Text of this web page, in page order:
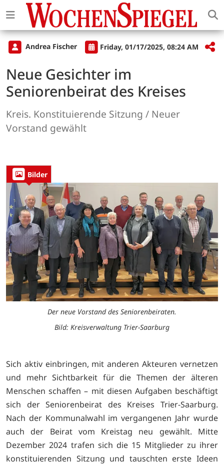
Andrea Fischer Friday, 01/17/2025, 08:24 AM
Neue Gesichter im
Seniorenbeirat des Kreises
Kreis. Konstituierende Sitzung / Neuer
Vorstand gewählt
Bilder
Der neue Vorstand des Seniorenbeiraten.
Bild: Kreisverwaltung Trier-Saarburg
Sich aktiv einbringen, mit anderen Akteuren vernetzen
und mehr Sichtbarkeit für die Themen der älteren
Menschen schaffen – mit diesen Aufgaben beschäftigt
sich der Seniorenbeirat des Kreises Trier-Saarburg.
Nach der Kommunalwahl im vergangenen Jahr wurde
auch der Beirat vom Kreistag neu gewählt. Mitte
Dezember 2024 trafen sich die 15 Mitglieder zu ihrer
konstituierenden Sitzung und tauschten erste Ideen